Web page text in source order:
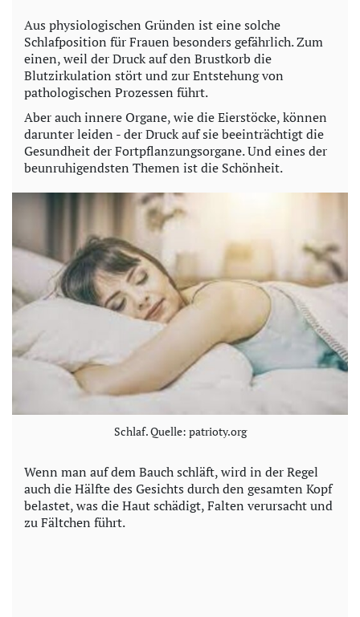
Aus physiologischen Gründen ist eine solche
Schlafposition für Frauen besonders gefährlich. Zum
einen, weil der Druck auf den Brustkorb die
Blutzirkulation stört und zur Entstehung von
pathologischen Prozessen führt.
Aber auch innere Organe, wie die Eierstöcke, können
darunter leiden - der Druck auf sie beeinträchtigt die
Gesundheit der Fortpflanzungsorgane. Und eines der
beunruhigendsten Themen ist die Schönheit.
Schlaf. Quelle: patrioty.org
Wenn man auf dem Bauch schläft, wird in der Regel
auch die Hälfte des Gesichts durch den gesamten Kopf
belastet, was die Haut schädigt, Falten verursacht und
zu Fältchen führt.